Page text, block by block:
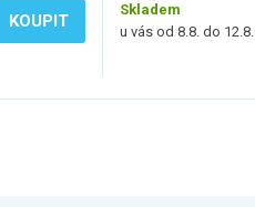
KOUPIT
Skladem
u vás od 8.8. do 12.8.